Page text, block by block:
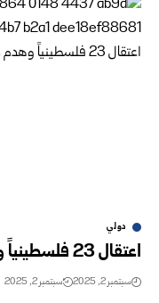
دولي
اعتقال 23 فلسطينياً وهدم منازل في الضفة الغربية
سبتمبر 2, 2025 سبتمبر 2, 2025